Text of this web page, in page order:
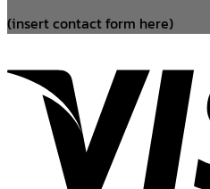
(insert contact form here)